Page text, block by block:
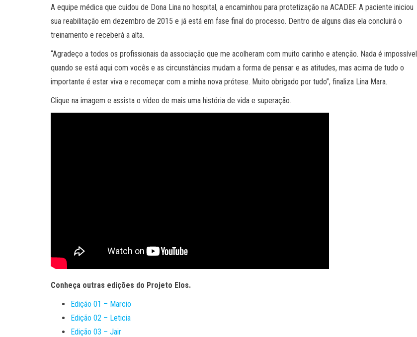
A equipe médica que cuidou de Dona Lina no hospital, a encaminhou para protetização na ACADEF. A paciente iniciou
sua reabilitação em dezembro de 2015 e já está em fase final do processo. Dentro de alguns dias ela concluirá o
treinamento e receberá a alta.
“Agradeço a todos os profissionais da associação que me acolheram com muito carinho e atenção. Nada é impossível
quando se está aqui com vocês e as circunstâncias mudam a forma de pensar e as atitudes, mas acima de tudo o
importante é estar viva e recomeçar com a minha nova prótese. Muito obrigado por tudo”, finaliza Lina Mara.
Clique na imagem e assista o vídeo de mais uma história de vida e superação.
Conheça outras edições do Projeto Elos.
Edição 01 – Marcio
Edição 02 – Leticia
Edição 03 – Jair